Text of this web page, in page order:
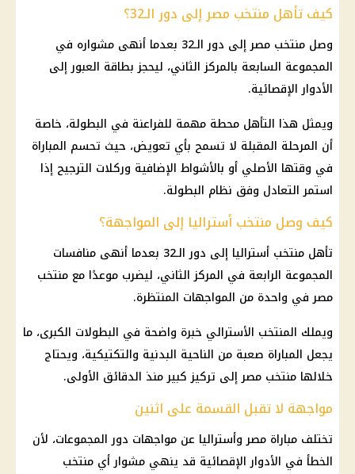
كيف تأهل منتخب مصر إلى دور الـ32؟
وصل منتخب مصر إلى دور الـ32 بعدما أنهى مشواره في
المجموعة السابعة بالمركز الثاني، ليحجز بطاقة العبور إلى
الأدوار الإقصائية.
ويمثل هذا التأهل محطة مهمة للفراعنة في البطولة، خاصة
أن المرحلة المقبلة لا تسمح بأي تعويض، حيث تحسم المباراة
في وقتها الأصلي أو بالأشواط الإضافية وركلات الترجيح إذا
استمر التعادل وفق نظام البطولة.
كيف وصل منتخب أستراليا إلى المواجهة؟
تأهل منتخب أستراليا إلى دور الـ32 بعدما أنهى منافسات
المجموعة الرابعة في المركز الثاني، ليضرب موعدًا مع منتخب
مصر في واحدة من المواجهات المنتظرة.
ويملك المنتخب الأسترالي خبرة واضحة في البطولات الكبرى، ما
يجعل المباراة صعبة من الناحية البدنية والتكتيكية، ويحتاج
خلالها منتخب مصر إلى تركيز كبير منذ الدقائق الأولى.
مواجهة لا تقبل القسمة على اثنين
تختلف مباراة مصر وأستراليا عن مواجهات دور المجموعات، لأن
الخطأ في الأدوار الإقصائية قد ينهي مشوار أي منتخب